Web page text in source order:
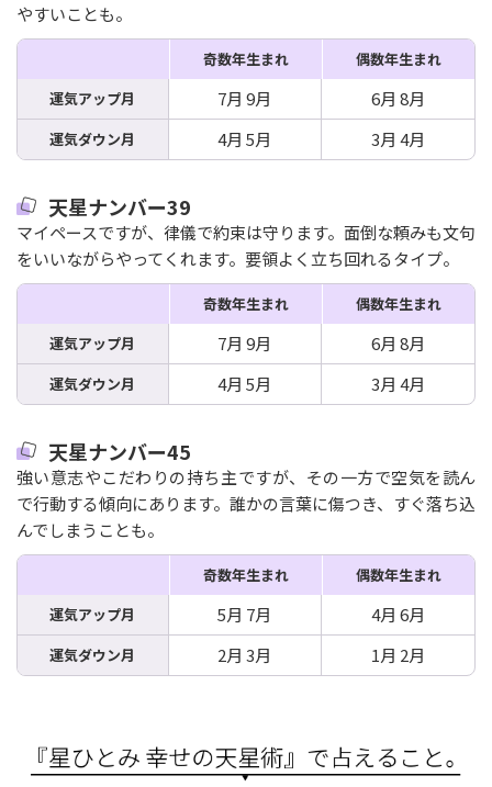
やすいことも。
奇数年生まれ
偶数年生まれ
運気アップ月
7月 9月 6月 8月
運気ダウン月 4月 5月 3月 4月
天星ナンバー39
マイペースですが、律儀で約束は守ります。面倒な頼みも文句
をいいながらやってくれます。要領よく立ち回れるタイプ。
奇数年生まれ
偶数年生まれ
運気アップ月
7月 9月 6月 8月
運気ダウン月 4月 5月 3月 4月
天星ナンバー45
強い意志やこだわりの持ち主ですが、その一方で空気を読ん
で行動する傾向にあります。誰かの言葉に傷つき、すぐ落ち込
んでしまうことも。
奇数年生まれ
偶数年生まれ
運気アップ月
5月 7月 4月 6月
運気ダウン月 2月 3月 1月 2月